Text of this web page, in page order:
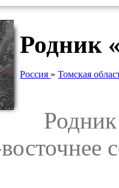
Родник
Россия »Томская
Родник